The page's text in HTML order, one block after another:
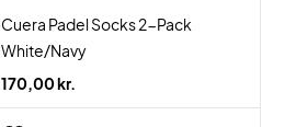
Cuera Padel Socks 2-Pack
White/Navy
170,00 kr.